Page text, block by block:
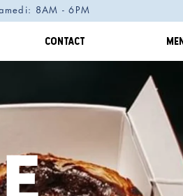
8AM - 6PM
CONTACT